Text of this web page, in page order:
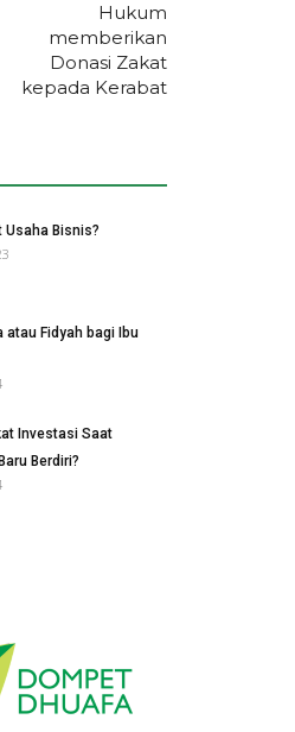
Hukum
memberikan
Donasi Zakat
kepada Kerabat
Bisnis?
atau Fidyah bagi Ibu
Investasi Saat
Berdiri?